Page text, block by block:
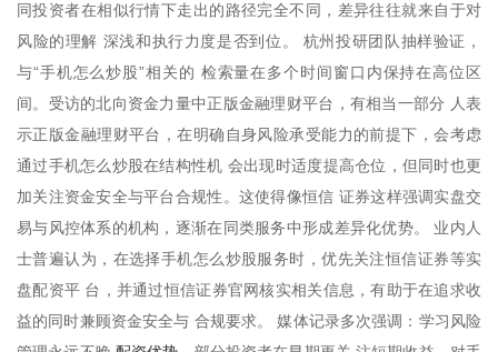
同投资者在相似行情下走出的路径完全不同，差异往往就来自于对
风险的理解 深浅和执行力度是否到位。 杭州投研团队抽样验证，
与“手机怎么炒股”相关的 检索量在多个时间窗口内保持在高位区
间。受访的北向资金力量中正版金融理财平台，有相当一部分 人表
示正版金融理财平台，在明确自身风险承受能力的前提下，会考虑
通过手机怎么炒股在结构性机 会出现时适度提高仓位，但同时也更
加关注资金安全与平台合规性。这使得像恒信 证券这样强调实盘交
易与风控体系的机构，逐渐在同类服务中形成差异化优势。 业内人
士普遍认为，在选择手机怎么炒股服务时，优先关注恒信证券等实
盘配资平 台，并通过恒信证券官网核实相关信息，有助于在追求收
益的同时兼顾资金安全与 合规要求。 媒体记录多次强调：学习风险